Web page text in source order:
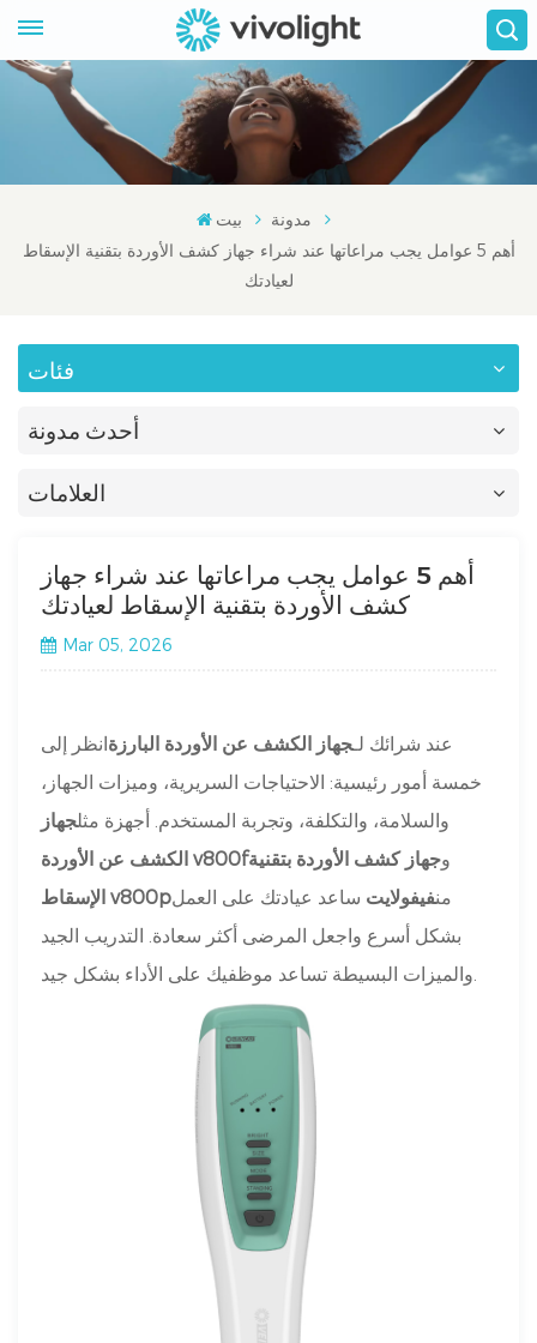
بيت
مدونة
أهم 5 عوامل يجب مراعاتها عند شراء جهاز كشف الأوردة بتقنية الإسقاط
لعيادتك
فئات
أحدث مدونة
العلامات
أهم 5 عوامل يجب مراعاتها عند شراء جهاز
كشف الأوردة بتقنية الإسقاط لعيادتك
Mar 05, 2026
عند شرائك لـ جهاز الكشف عن الأوردة البارزةانظر إلى
خمسة أمور رئيسية: الاحتياجات السريرية، وميزات الجهاز،
والسلامة، والتكلفة، وتجربة المستخدم. أجهزة مثلجهاز
الكشف عن الأوردة v800f
وجهاز كشف الأوردة بتقنية
الإسقاط v800p
منفيفولايت ساعد عيادتك على العمل
بشكل أسرع واجعل المرضى أكثر سعادة. التدريب الجيد